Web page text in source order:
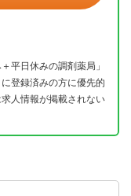
平日休みの調剤薬局」
登録済みの方に優先的
人情報が掲載されない